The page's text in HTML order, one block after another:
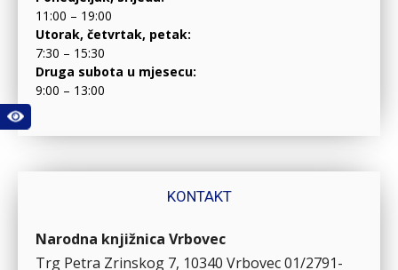
11:00 – 19:00
Utorak, četvrtak, petak:
7:30 – 15:30
Druga subota u mjesecu:
9:00 – 13:00
KONTAKT
Narodna knjižnica Vrbovec
Trg Petra Zrinskog 7, 10340 Vrbovec01/2791-